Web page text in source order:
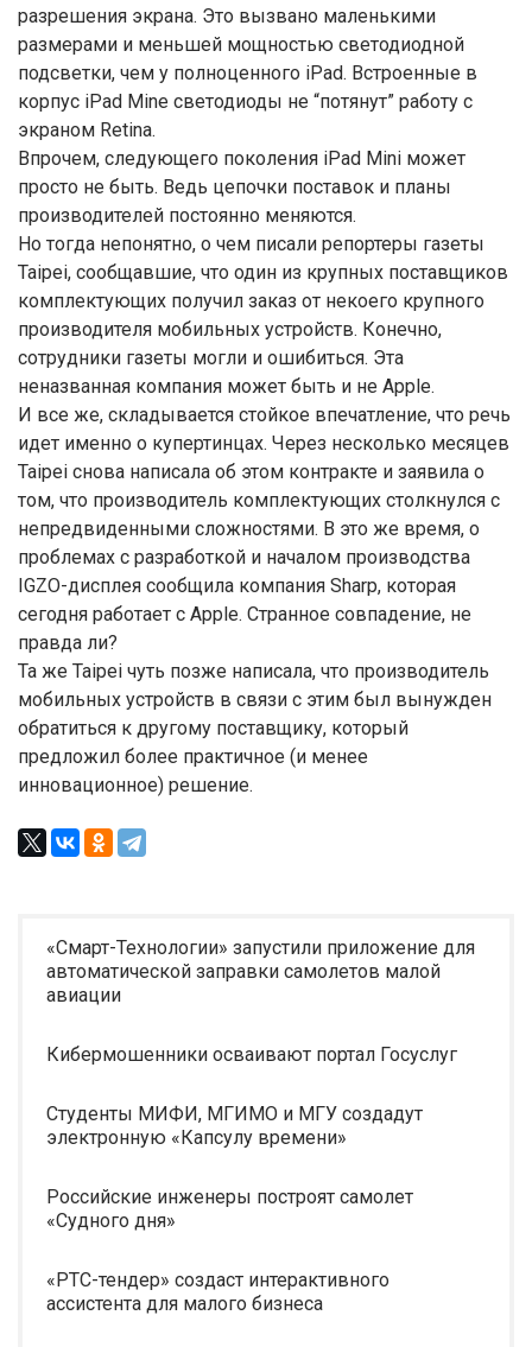
разрешения экрана. Это вызвано маленькими
размерами и меньшей мощностью светодиодной
подсветки, чем у полноценного iPad. Встроенные в
корпус iPad Mine светодиоды не “потянут” работу с
экраном Retina.
Впрочем, следующего поколения iPad Mini может
просто не быть. Ведь цепочки поставок и планы
производителей постоянно меняются.
Но тогда непонятно, о чем писали репортеры газеты
Taipei, сообщавшие, что один из крупных поставщиков
комплектующих получил заказ от некоего крупного
производителя мобильных устройств. Конечно,
сотрудники газеты могли и ошибиться. Эта
неназванная компания может быть и не Apple.
И все же, складывается стойкое впечатление, что речь
идет именно о купертинцах. Через несколько месяцев
Taipei снова написала об этом контракте и заявила о
том, что производитель комплектующих столкнулся с
непредвиденными сложностями. В это же время, о
проблемах с разработкой и началом производства
IGZO-дисплея сообщила компания Sharp, которая
сегодня работает с Apple. Странное совпадение, не
правда ли?
Та же Taipei чуть позже написала, что производитель
мобильных устройств в связи с этим был вынужден
обратиться к другому поставщику, который
предложил более практичное (и менее
инновационное) решение.
«Смарт-Технологии» запустили приложение для
автоматической заправки самолетов малой
авиации
Кибермошенники осваивают портал Госуслуг
Студенты МИФИ, МГИМО и МГУ создадут
электронную «Капсулу времени»
Российские инженеры построят самолет
«Судного дня»
«РТС-тендер» создаст интерактивного
ассистента для малого бизнеса